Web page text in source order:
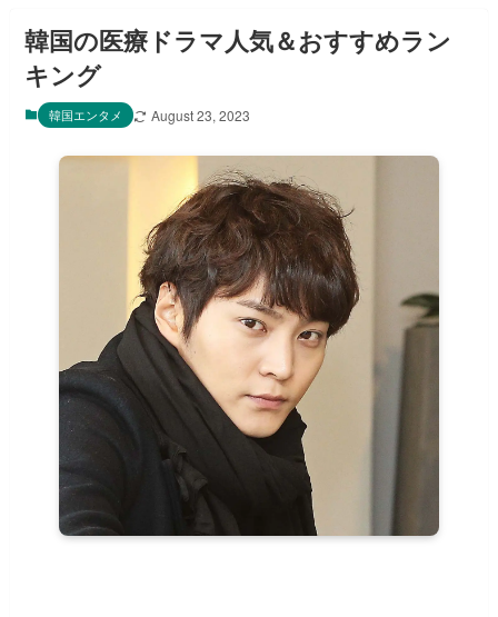
韓国の医療ドラマ人気＆おすすめラン
キング
韓国エンタメ August 23, 2023